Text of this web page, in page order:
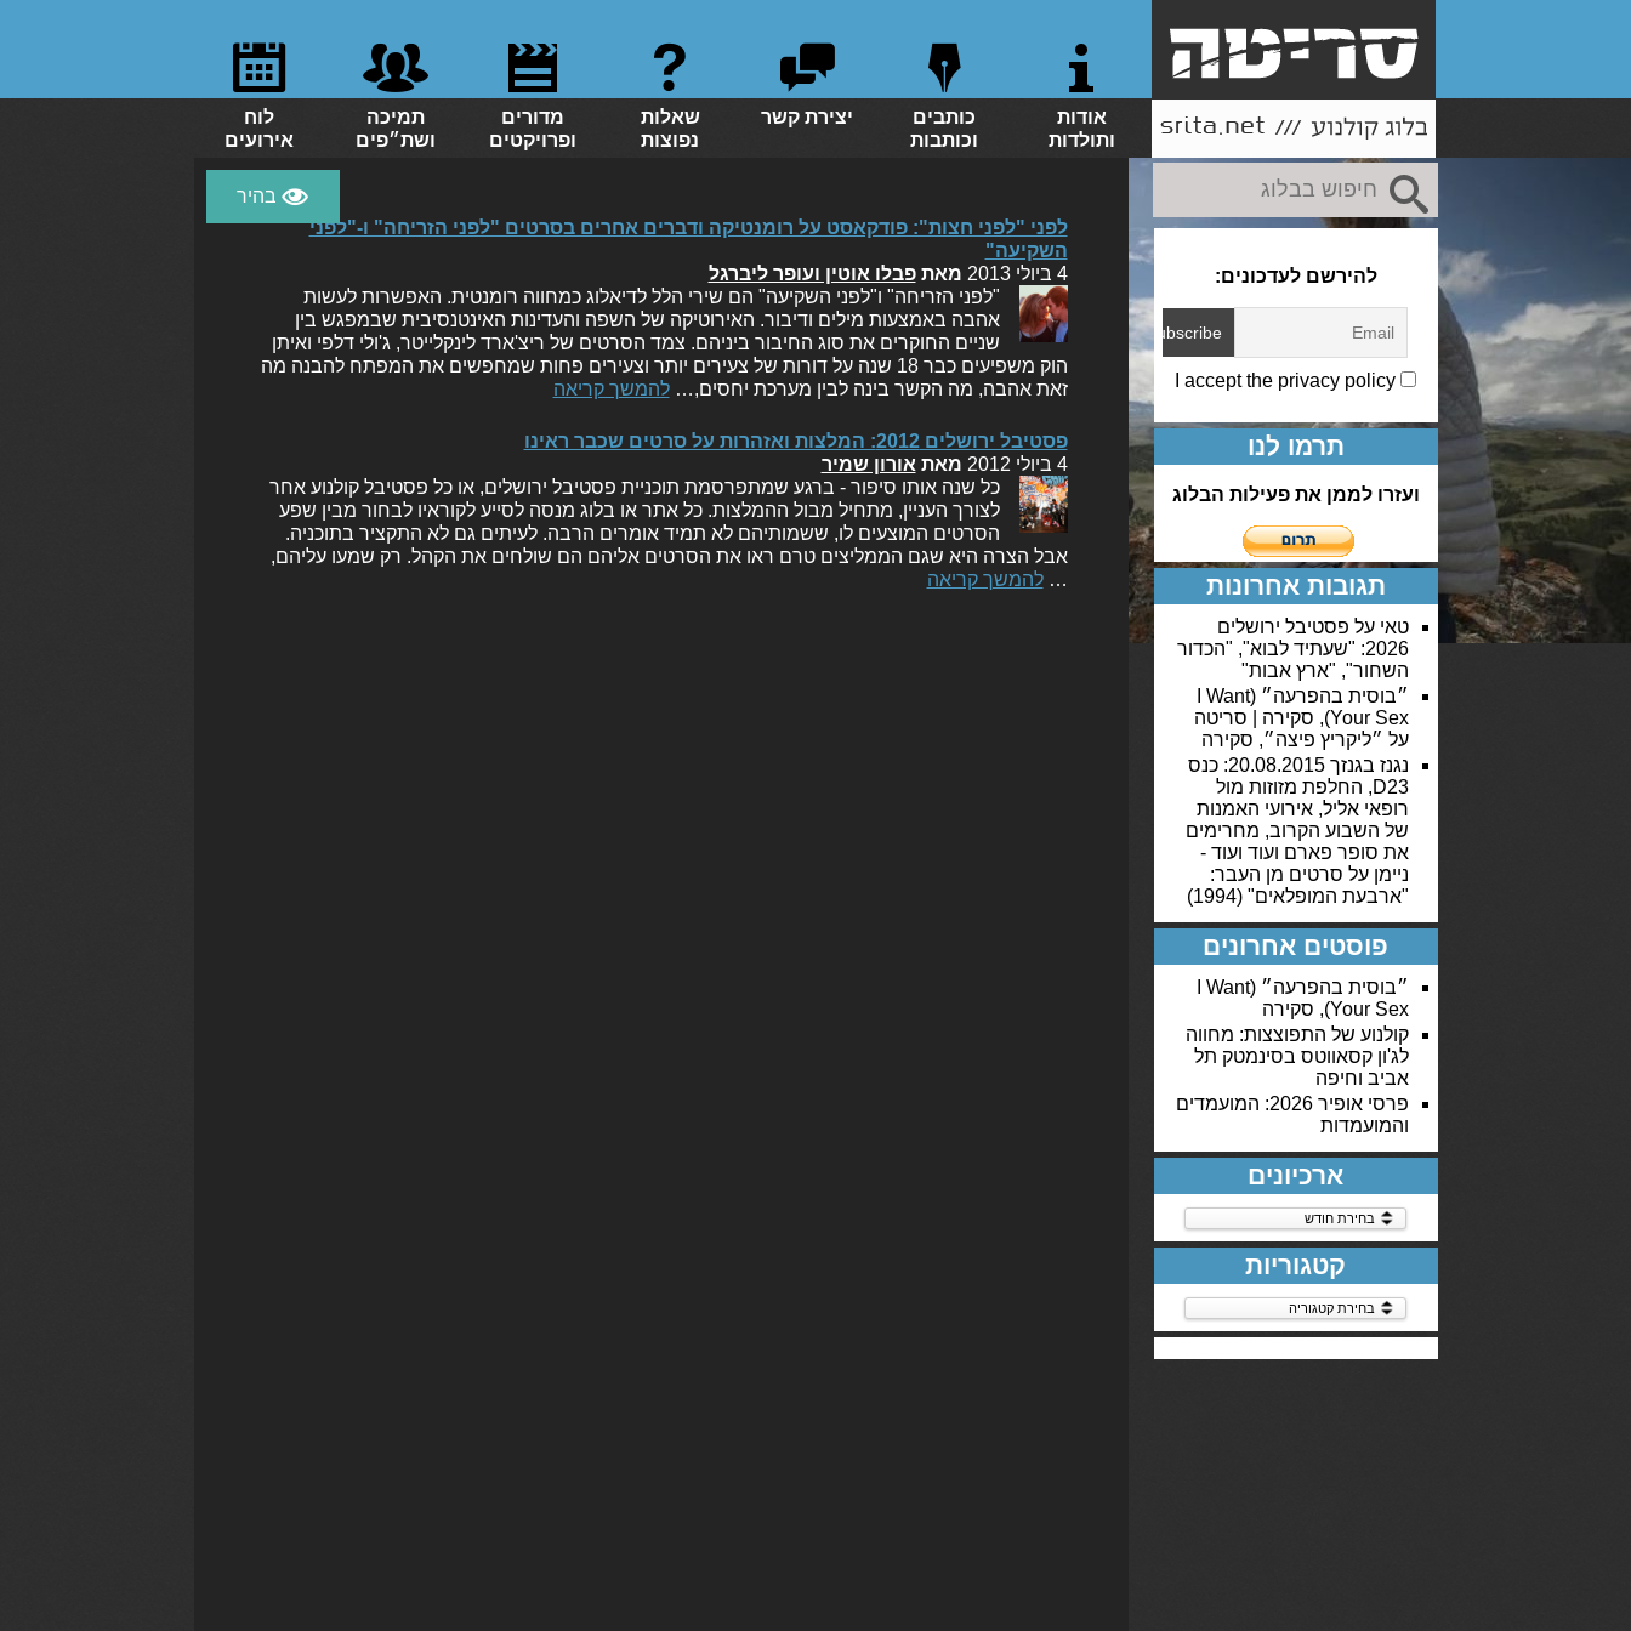
אודות
ותולדות
כותבים
וכותבות
יצירת קשר
שאלות
נפוצות
מדורים
ופרויקטים
תמיכה
ושת״פים
לוח
אירועים
להירשם לעדכונים:
תרמו לנו
ועזרו לממן את פעילות הבלוג
תגובות אחרונות
טאי על פסטיבל ירושלים
2026: "שעתיד לבוא", "הכדור
השחור", "ארץ אבות"
״בוסית בהפרעה״ (I Want
Your Sex), סקירה | סריטה
על ״ליקריץ פיצה״, סקירה
נגנז בגנזך 20.08.2015: כנס
D23, החלפת מזוזות מול
רופאי אליל, אירועי האמנות
של השבוע הקרוב, מחרימים
את סופר פארם ועוד ועוד -
ניימן על סרטים מן העבר:
"ארבעת המופלאים" (1994)
פוסטים אחרונים
״בוסית בהפרעה״ (I Want
Your Sex), סקירה
קולנוע של התפוצצות: מחווה
לג'ון קסאווטס בסינמטק תל
אביב וחיפה
פרסי אופיר 2026: המועמדים
והמועמדות
ארכיונים
ארכיונים
קטגוריות
קטגוריות
לפני "לפני חצות": פודקאסט על רומנטיקה ודברים אחרים בסרטים "לפני הזריחה" ו-"לפני
השקיעה"
4 ביולי 2013
מאתפבלו אוטין ועופר ליברגל
"לפני הזריחה" ו"לפני השקיעה" הם שירי הלל לדיאלוג כמחווה רומנטית. האפשרות לעשות
אהבה באמצעות מילים ודיבור. האירוטיקה של השפה והעדינות האינטנסיבית שבמפגש בין
שניים החוקרים את סוג החיבור ביניהם. צמד הסרטים של ריצ'ארד לינקלייטר, ג'ולי דלפי ואיתן
הוק משפיעים כבר 18 שנה על דורות של צעירים יותר וצעירים פחות שמחפשים את המפתח להבנה מה
זאת אהבה, מה הקשר בינה לבין מערכת יחסים,…להמשך קריאה
פסטיבל ירושלים 2012: המלצות ואזהרות על סרטים שכבר ראינו
4 ביולי 2012
מאת אורון שמיר
כל שנה אותו סיפור - ברגע שמתפרסמת תוכניית פסטיבל ירושלים, או כל פסטיבל קולנוע אחר
לצורך העניין, מתחיל מבול ההמלצות. כל אתר או בלוג מנסה לסייע לקוראיו לבחור מבין שפע
הסרטים המוצעים לו, ששמותיהם לא תמיד אומרים הרבה. לעיתים גם לא התקציר בתוכניה.
אבל הצרה היא שגם הממליצים טרם ראו את הסרטים אליהם הם שולחים את הקהל. רק שמעו עליהם,
…להמשך קריאה